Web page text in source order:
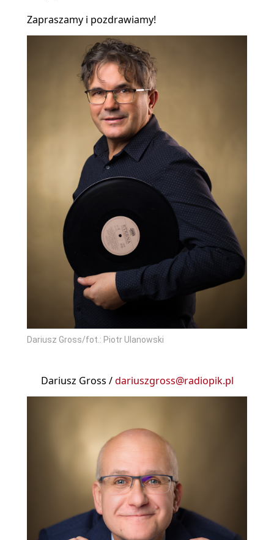
Zapraszamy i pozdrawiamy!
Dariusz Gross/fot.: Piotr Ulanowski
Dariusz Gross /dariuszgross@radiopik.pl